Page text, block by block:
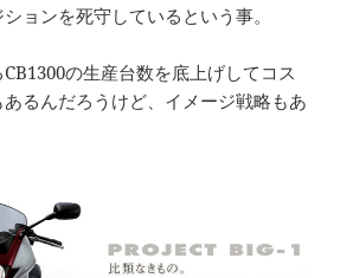
ョンを死守しているという事。
の生産台数を底上げしてコス
あるんだろうけど、イメージ戦略もあ